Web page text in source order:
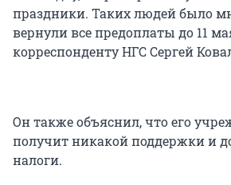
праздники. Таких людей было
вернули все предоплаты до 11
корреспонденту НГС Сергей
Он также объяснил, что его
получит никакой поддержки и
налоги.